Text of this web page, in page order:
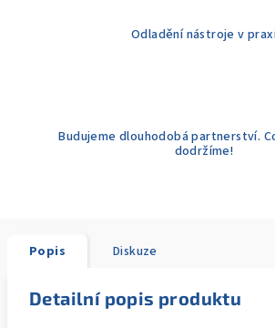
Odladění nástroje v
Budujeme dlouhodobá partnerství.
dodržíme!
Popis Diskuze
Detailní popis produktu